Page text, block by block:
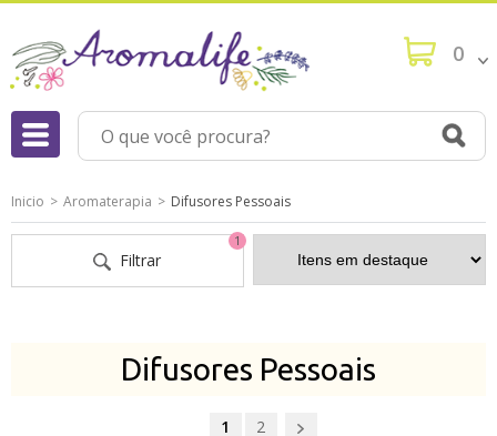
0
Filtrar
1
Inicio Aromaterapia Difusores Pessoais
Difusores Pessoais
1 2